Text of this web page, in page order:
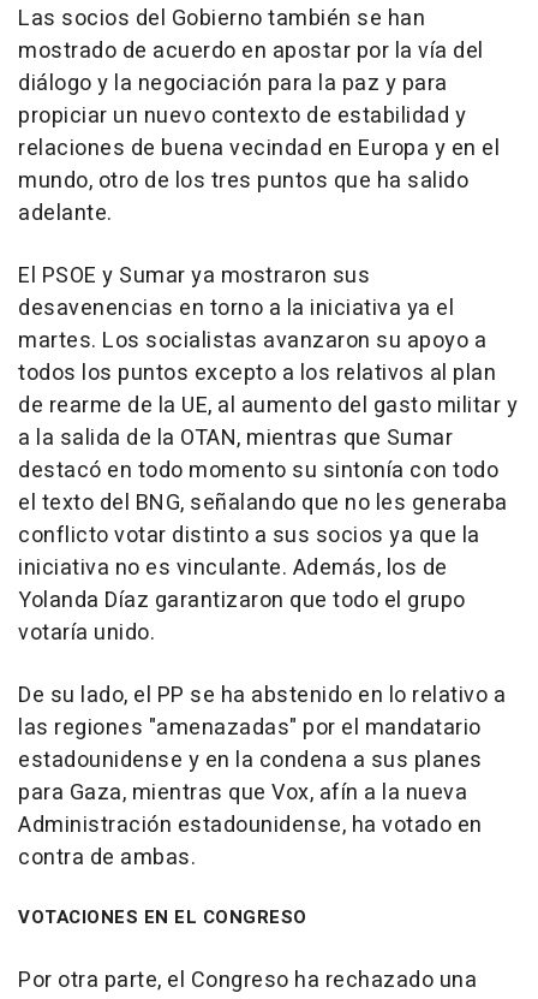
Las socios del Gobierno también se han
mostrado de acuerdo en apostar por la vía del
diálogo y la negociación para la paz y para
propiciar un nuevo contexto de estabilidad y
relaciones de buena vecindad en Europa y en el
mundo, otro de los tres puntos que ha salido
adelante.
El PSOE y Sumar ya mostraron sus
desavenencias en torno a la iniciativa ya el
martes. Los socialistas avanzaron su apoyo a
todos los puntos excepto a los relativos al plan
de rearme de la UE, al aumento del gasto militar y
a la salida de la OTAN, mientras que Sumar
destacó en todo momento su sintonía con todo
el texto del BNG, señalando que no les generaba
conflicto votar distinto a sus socios ya que la
iniciativa no es vinculante. Además, los de
Yolanda Díaz garantizaron que todo el grupo
votaría unido.
De su lado, el PP se ha abstenido en lo relativo a
las regiones "amenazadas" por el mandatario
estadounidense y en la condena a sus planes
para Gaza, mientras que Vox, afín a la nueva
Administración estadounidense, ha votado en
contra de ambas.
VOTACIONES EN EL CONGRESO
Por otra parte, el Congreso ha rechazado una